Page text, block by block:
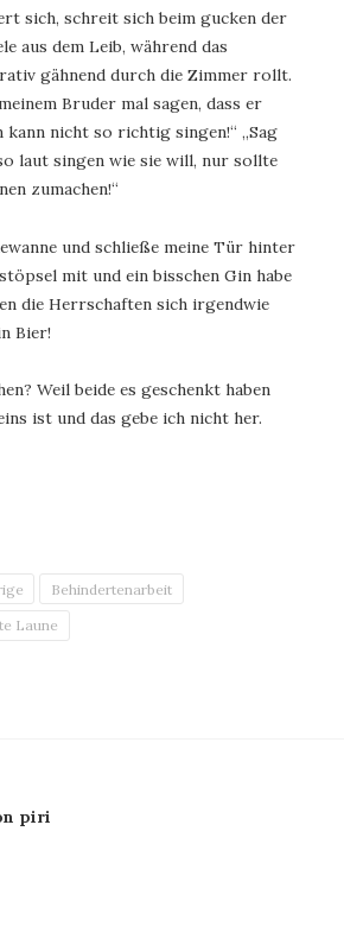
sich, schreit sich beim gucken der
aus dem Leib, während das
gähnend durch die Zimmer rollt.
Bruder mal sagen, dass er
kann nicht so richtig singen!“ „Sag
laut singen wie sie will, nur sollte
zumachen!“
und schließe meine Tür hinter
mit und ein bisschen Gin habe
die Herrschaften sich irgendwie
Bier!
Weil beide es geschenkt haben
ist und das gebe ich nicht her.
Behindertenarbeit
Laune
piri